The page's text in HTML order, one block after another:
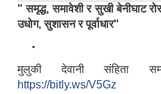
" समृद्ध, समावेशी र सुखी बेनीघाट
उधोग, सुशासन र पूर्वाधार"
.
मुलुकी देवानी संहिता
https://bitly.ws/V5Gz